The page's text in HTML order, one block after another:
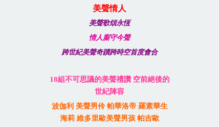
美聲情人
美聲歌頌永恆
情人廝守今聲
跨世紀美聲奇蹟跨時空首度會合
18組不可思議的美聲禮讚 空前絕後的
世紀陣容
波伽利 美聲男伶 帕華洛帝 羅素華生
海莉 維多里歐美聲男孩 帕吉歐